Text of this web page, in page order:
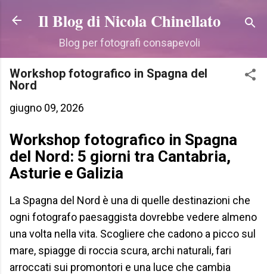
Passa ai contenuti principali
Il Blog di Nicola Chinellato
Blog per fotografi consapevoli
Workshop fotografico in Spagna del
Nord
giugno 09, 2026
Workshop fotografico in Spagna
del Nord: 5 giorni tra Cantabria,
Asturie e Galizia
La Spagna del Nord è una di quelle destinazioni che
ogni fotografo paesaggista dovrebbe vedere almeno
una volta nella vita. Scogliere che cadono a picco sul
mare, spiagge di roccia scura, archi naturali, fari
arroccati sui promontori e una luce che cambia